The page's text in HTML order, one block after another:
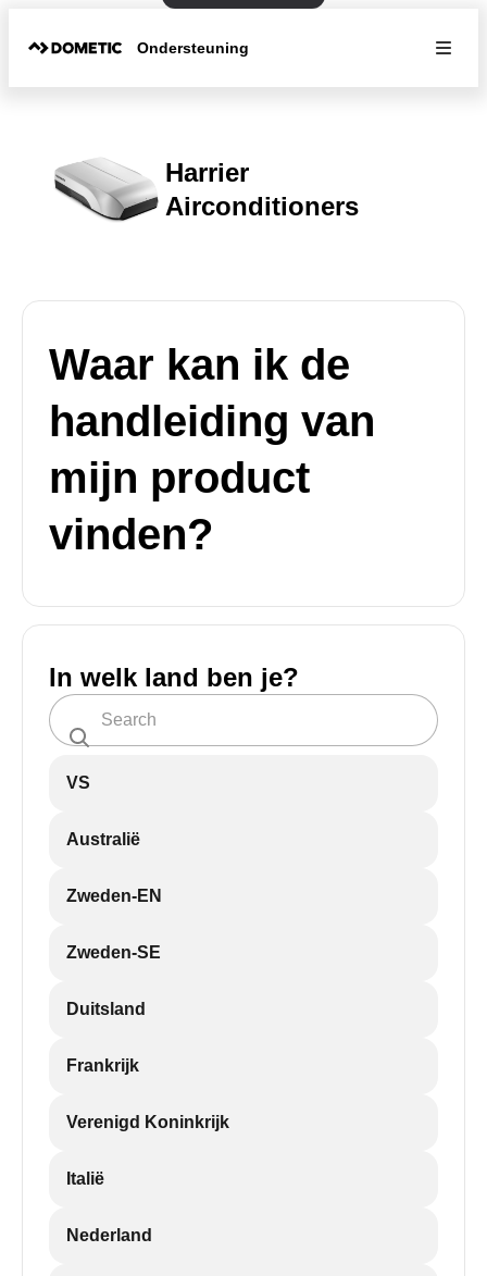
Ondersteuning
Harrier
Airconditioners
Waar kan ik de
handleiding van
mijn product
vinden?
In welk land ben je?
VS
Australië
Zweden-EN
Zweden-SE
Duitsland
Frankrijk
Verenigd Koninkrijk
Italië
Nederland